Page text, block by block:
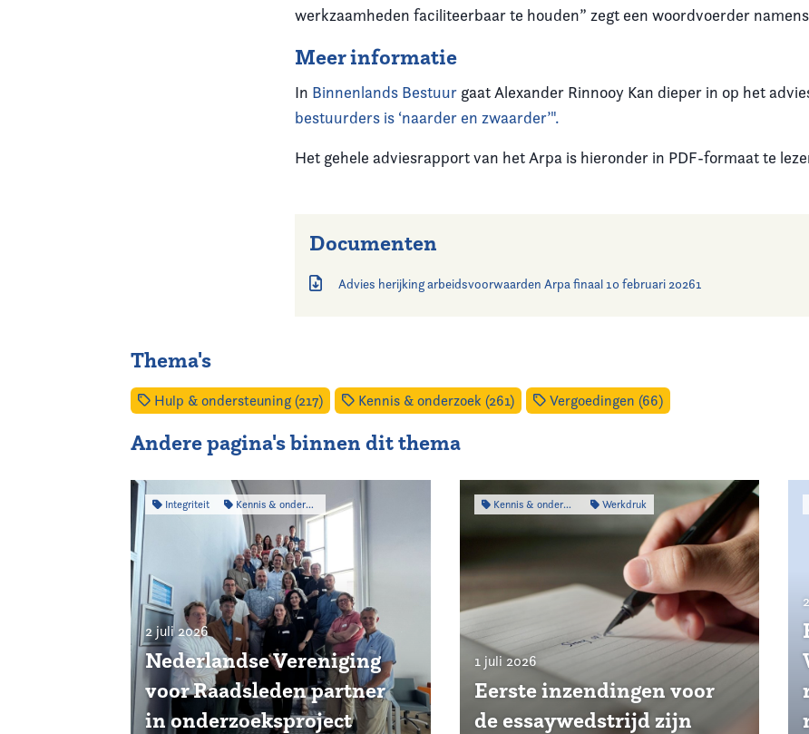
werkzaamheden faciliteerbaar te houden” zegt een woordvoerder
Meer informatie
In Binnenlands Bestuur gaat Alexander Rinnooy Kan dieper in op het
bestuurders is ‘naarder en zwaarder’".
Het gehele adviesrapport van het Arpa is hieronder in PDF-formaat te
Documenten
Advies herijking arbeidsvoorwaarden Arpa finaal 10 februari 20261
Thema's
Hulp & ondersteuning (217) Kennis & onderzoek (261) Vergoedingen (66)
Andere pagina's binnen dit thema
Integriteit Kennis & onderzoek
2 juli 2026
Nederlandse Vereniging
voor Raadsleden partner
in onderzoeksproject
Kennis & onderzoek Werkdruk
1 juli 2026
Eerste inzendingen voor
de essaywedstrijd zijn